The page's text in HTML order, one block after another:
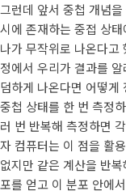
그런데 앞서 중첩 개념
시에 존재하는 중접 상
나가 무작위로 나온다고
정에서 우리가 결과를
덤하게 나온다면 어떻게
중첩 상태를 한 번 측정
러 번 반복해 측정하면
자 컴퓨터는 이 점을 활
없지만 같은 계산을 반
포를 얻고 이 분포 안에